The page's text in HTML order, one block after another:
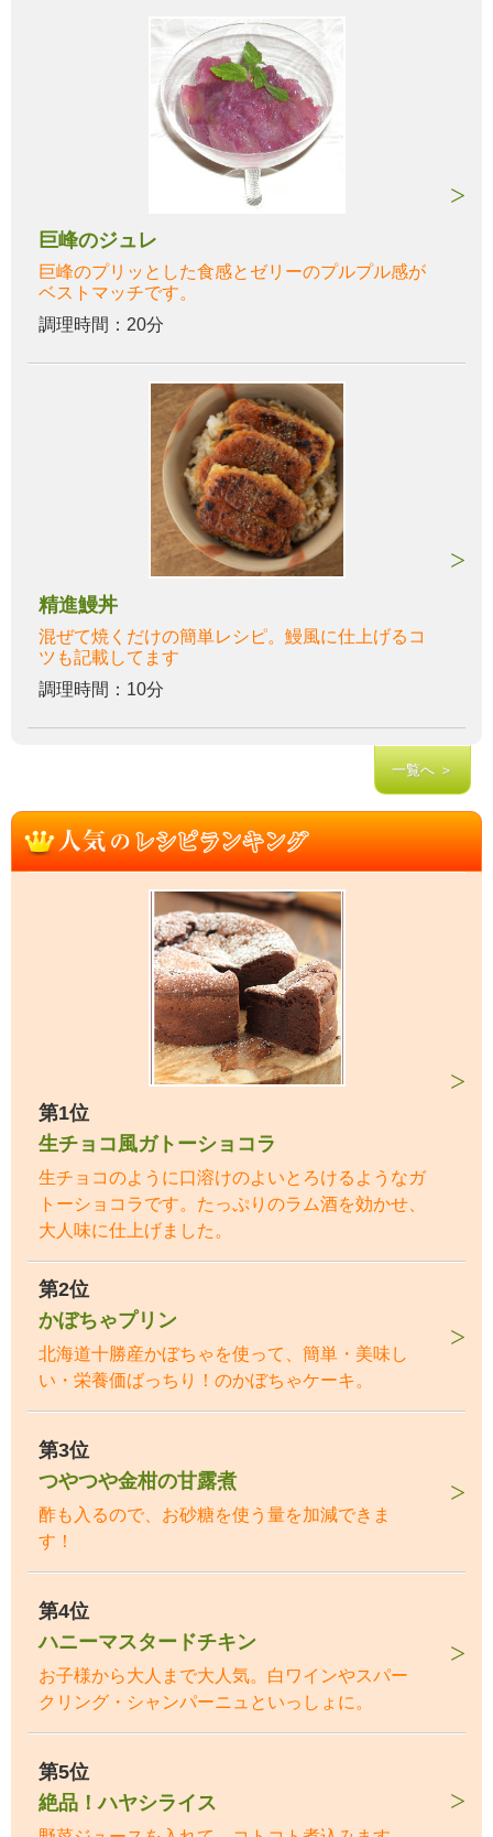
巨峰のジュレ
巨峰のプリッとした食感とゼリーのプルプル感が
ベストマッチです。
調理時間：20分
精進鰻丼
混ぜて焼くだけの簡単レシピ。鰻風に仕上げるコ
ツも記載してます
調理時間：10分
一覧へ ＞
第1位
生チョコ風ガトーショコラ
生チョコのように口溶けのよいとろけるようなガ
トーショコラです。たっぷりのラム酒を効かせ、
大人味に仕上げました。
第2位
かぼちゃプリン
北海道十勝産かぼちゃを使って、簡単・美味し
い・栄養価ばっちり！のかぼちゃケーキ。
第3位
つやつや金柑の甘露煮
酢も入るので、お砂糖を使う量を加減できま
す！
第4位
ハニーマスタードチキン
お子様から大人まで大人気。白ワインやスパー
クリング・シャンパーニュといっしょに。
第5位
絶品！ハヤシライス